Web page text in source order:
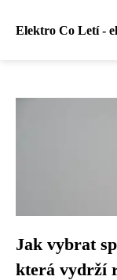
Elektro Co Letí -
Jak vybrat
která vydrží